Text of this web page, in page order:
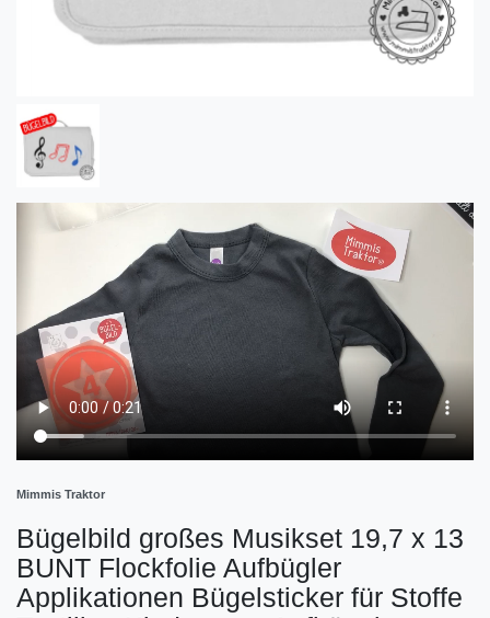
Mimmis Traktor
Bügelbild großes Musikset 19,7 x 13
BUNT Flockfolie Aufbügler
Applikationen Bügelsticker für Stoffe